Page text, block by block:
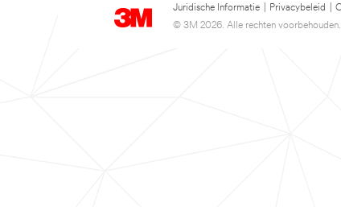
Juridische Informatie Privacybeleid
© 3M 2026. Alle rechten voorbehouden.